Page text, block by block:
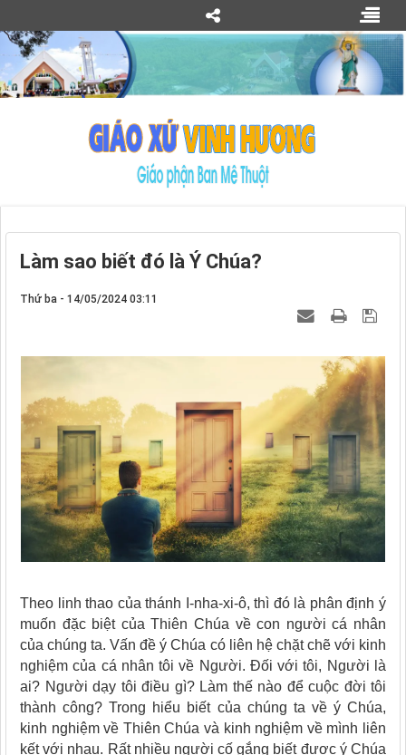
Làm sao biết đó là Ý Chúa?
Thứ ba - 14/05/2024 03:11
Theo linh thao của thánh I-nha-xi-ô, thì đó là phân định ý
muốn đặc biệt của Thiên Chúa về con người cá nhân
của chúng ta. Vấn đề ý Chúa có liên hệ chặt chẽ với kinh
nghiệm của cá nhân tôi về Người. Đối với tôi, Người là
ai? Người dạy tôi điều gì? Làm thế nào để cuộc đời tôi
thành công? Trong hiểu biết của chúng ta về ý Chúa,
kinh nghiệm về Thiên Chúa và kinh nghiệm về mình liên
kết với nhau. Rất nhiều người cố gắng biết được ý Chúa